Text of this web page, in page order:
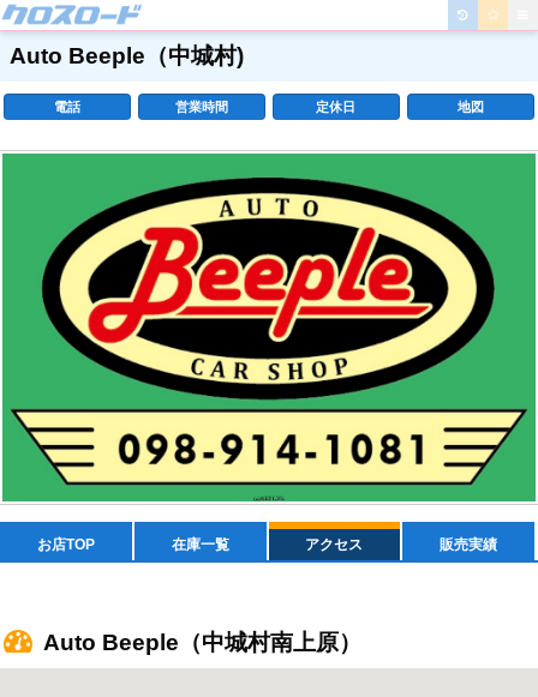
Auto Beeple （中城村)
電話 営業時間 定休日 地図
お店TOP 在庫一覧 アクセス 販売実績
Auto Beeple（中城村南上原）